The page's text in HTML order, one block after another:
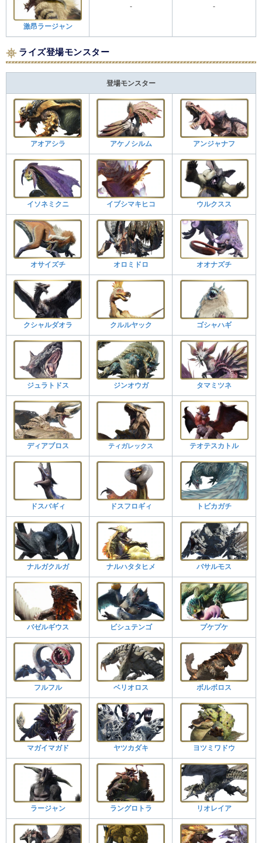
激昂ラージャン
- -
ライズ登場モンスター
登場モンスター
アオアシラ アケノシルム アンジャナフ
イソネミクニ イブシマキヒコ ウルクスス
オサイズチ オロミドロ オオナズチ
クシャルダオラ クルルヤック ゴシャハギ
ジュラトドス ジンオウガ タマミツネ
ディアブロス ティガレックス テオテスカトル
ドスバギィ ドスフロギィ トビカガチ
ナルガクルガ ナルハタタヒメ バサルモス
バゼルギウス ビシュテンゴ プケプケ
フルフル ベリオロス ボルボロス
マガイマガド ヤツカダキ ヨツミワドウ
ラージャン ラングロトラ リオレイア